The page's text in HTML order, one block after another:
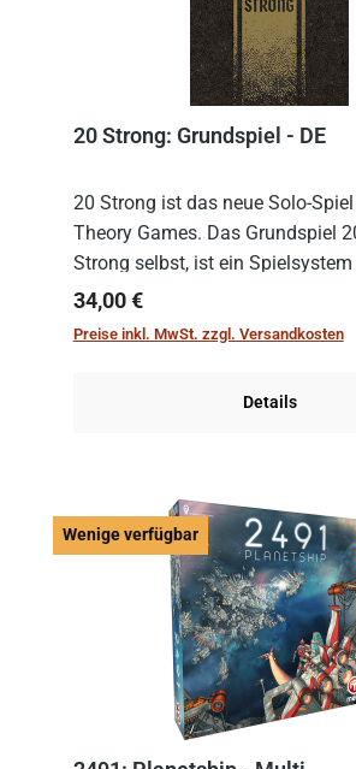
20 Strong: Grundspiel - DE
20 Strong ist das neue Solo-
Theory Games. Das Grundspiel
Strong selbst, ist ein
einfachen Regeln. Um es zu
immer mit einem Themenset
Regulärer Preis:
34,00 €
Preise inkl. MwSt. zzgl. Versandkosten
Details
Wenige verfügbar